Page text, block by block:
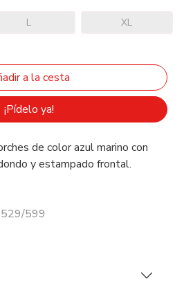
L XL
¡Pídelo ya!
de color azul marino con
y estampado frontal.
599